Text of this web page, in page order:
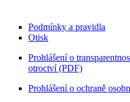
Podmínky a pravidla
Otisk
Prohlášení o
otroctví (PDF)
Prohlášení o ochraně